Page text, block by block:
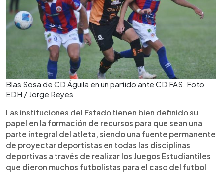
Blas Sosa de CD Águila en un partido ante CD FAS. Foto
EDH / Jorge Reyes
Las instituciones del Estado tienen bien definido su
papel en la formación de recursos para que sean una
parte integral del atleta, siendo una fuente permanente
de proyectar deportistas en todas las disciplinas
deportivas a través de realizar los Juegos Estudiantiles
que dieron muchos futbolistas para el caso del futbol